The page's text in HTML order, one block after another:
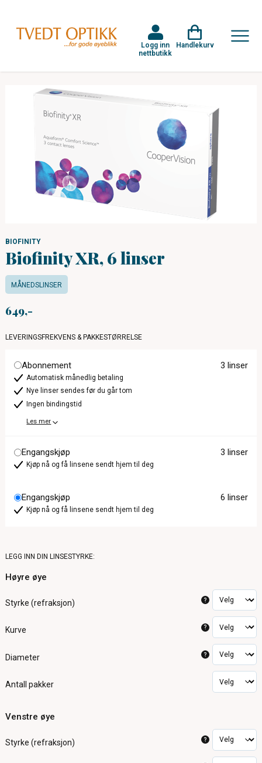
Logg inn
nettbutikk
Handlekurv
BIOFINITY
Biofinity XR, 6 linser
MÅNEDSLINSER
649
LEVERINGSFREKVENS & PAKKESTØRRELSE
Abonnement 3 linser
Automatisk månedlig betaling
Nye linser sendes før du går tom
Ingen bindingstid
Les mer
Engangskjøp 3 linser
Kjøp nå og få linsene sendt hjem til deg
Engangskjøp 6 linser
Kjøp nå og få linsene sendt hjem til deg
LEGG INN DIN LINSESTYRKE:
Høyre øye
Styrke (refraksjon) ?
Kurve ?
Diameter ?
Antall pakker
Venstre øye
Styrke (refraksjon) ?